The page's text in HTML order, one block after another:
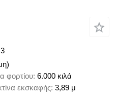
φορτίου 6.000 κιλά
εκσκαφής 3,89 μ